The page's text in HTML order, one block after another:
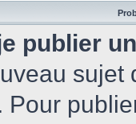
publier
Pour